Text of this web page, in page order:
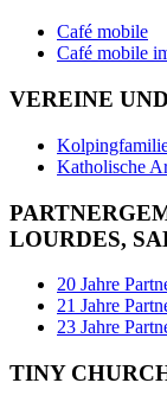
Café mobile
Café mobile
VEREINE
Katholische
LOURDES,
20 Jahre
21 Jahre
23 Jahre
TINY